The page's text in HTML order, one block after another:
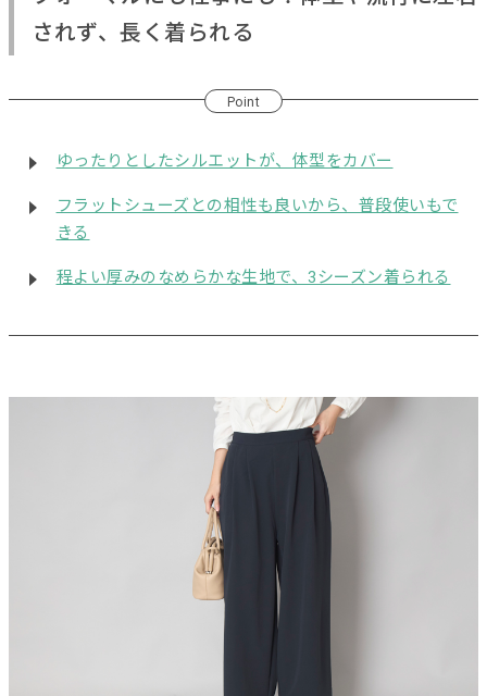
されず、長く着られる
Point
ゆったりとしたシルエットが、体型をカバー
フラットシューズとの相性も良いから、普段使いもで
きる
程よい厚みのなめらかな生地で、3シーズン着られる